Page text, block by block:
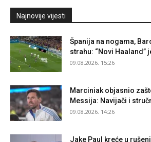
Najnovije vijesti
Španija na nogama,
strahu: “Novi Haaland”
09.08.2026. 15:26
Marciniak objasnio
Messija: Navijači i
09.08.2026. 14:26
Jake Paul kreće u